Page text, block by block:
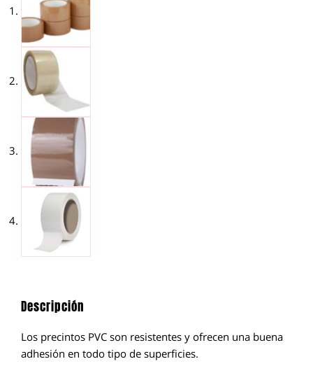
Descripción
Los precintos PVC son resistentes y ofrecen una buena
adhesión en todo tipo de superficies.